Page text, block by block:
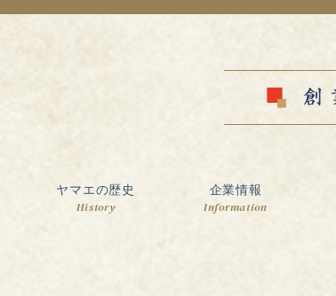
ヤマエの歴史
History
企業情報
Information